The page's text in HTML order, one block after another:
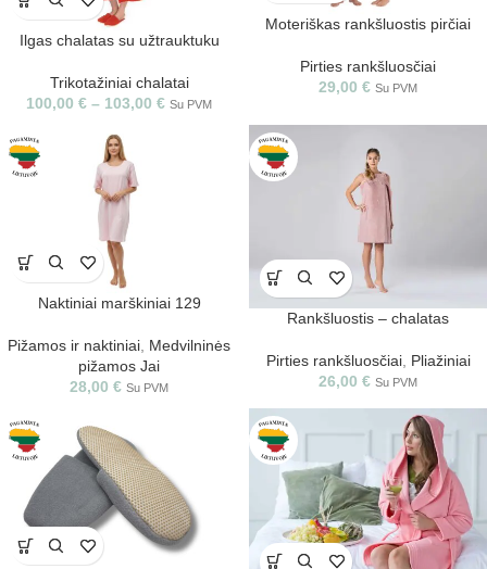
Ilgas chalatas su užtrauktuku
Trikotažiniai chalatai
100,00 € – 103,00 € Su PVM
Moteriškas rankšluostis pirčiai
Pirties rankšluosčiai
29,00 € Su PVM
Naktiniai marškiniai 129
Pižamos ir naktiniai Medvilninės
pižamos Jai
28,00 € Su PVM
Rankšluostis – chalatas
Pirties rankšluosčiai, Pliažiniai
26,00 € Su PVM